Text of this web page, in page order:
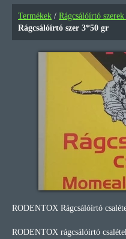
Termékek / Rágcsálóírtó
Rágcsálóírtó szer 3*50 gr
RODENTOX Rágcsálóírtó
RODENTOX rágcsálóirtó